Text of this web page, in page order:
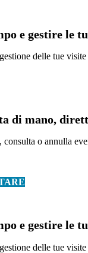
e gestire le
delle tue
di mano,
o annulla
e gestire le
delle tue